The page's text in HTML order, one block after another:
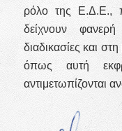
ρόλο της Ε.Δ.Ε.,
δείχνουν
διαδικασίες και
όπως αυτή
αντιμετωπίζονται